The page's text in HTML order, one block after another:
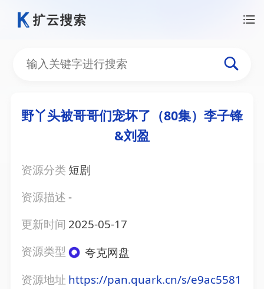
野丫头被哥哥们宠坏了（80集）李子锋
&刘盈
资源分类 短剧
资源描述-
更新时间 2025-05-17
资源类型
夸克网盘
资源地址 https://pan.quark.cn/s/e9ac5581